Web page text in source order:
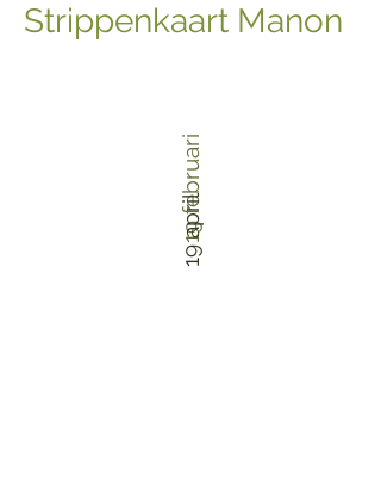
Strippenkaart Manon
19 februari
19 april